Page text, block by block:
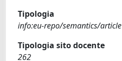
Tipologia
info:eu-repo/semantics/article
Tipologia sito docente
262